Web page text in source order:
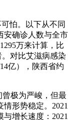
怕。以下从不同
安确诊人数与全市
万来计算，比
对比艾滋病感染
亿），陕西省约
曾极为严峻，但最
形势稳定。2021
增长速度：2021